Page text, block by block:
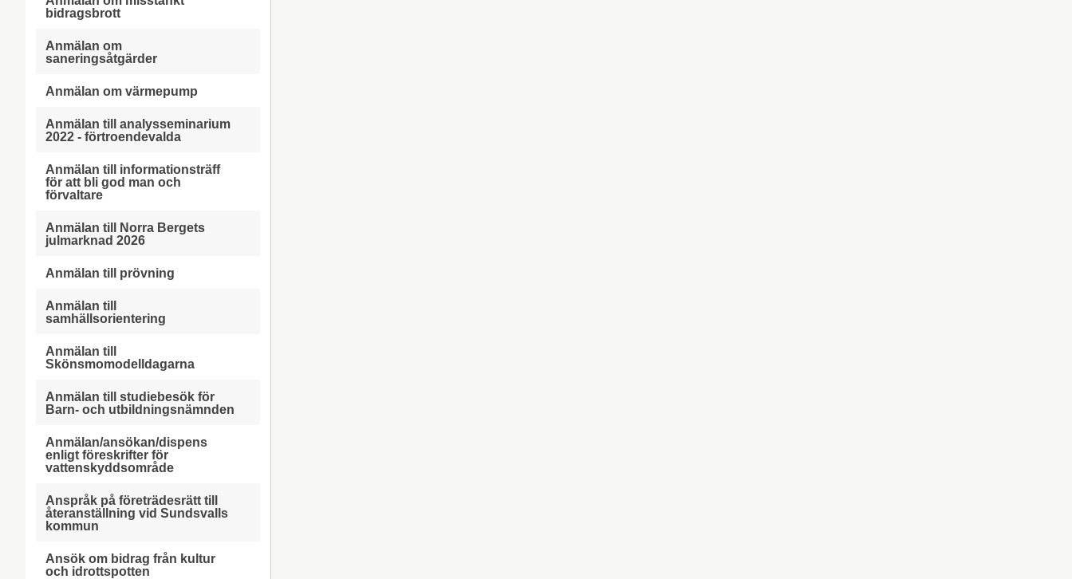
bidragsbrott
Anmälan om
saneringsåtgärder
Anmälan om värmepump
Anmälan till analysseminarium
2022 - förtroendevalda
Anmälan till informationsträff
för att bli god man och
förvaltare
Anmälan till Norra Bergets
julmarknad 2026
Anmälan till prövning
Anmälan till
samhällsorientering
Anmälan till
Skönsmomodelldagarna
Anmälan till studiebesök för
Barn- och utbildningsnämnden
Anmälan/ansökan/dispens
enligt föreskrifter för
vattenskyddsområde
Anspråk på företrädesrätt till
återanställning vid Sundsvalls
kommun
Ansök om bidrag från kultur
och idrottspotten